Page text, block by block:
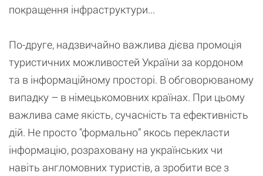
покращення інфраструктури...
По-друге, надзвичайно важлива дієва промоція
туристичних можливостей України за кордоном
та в інформаційному просторі. В обговорюваному
випадку – в німецькомовних країнах. При цьому
важлива саме якість, сучасність та ефективність
дій. Не просто "формально” якось перекласти
інформацію, розраховану на українських чи
навіть англомовних туристів, а зробити все з